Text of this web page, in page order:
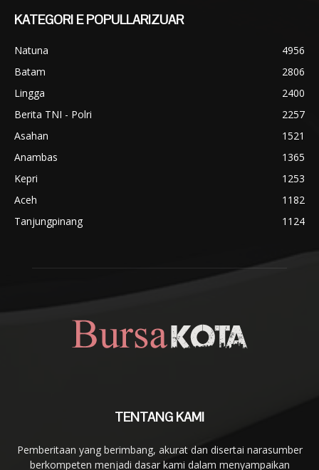
KATEGORI E POPULLARIZUAR
Natuna
4956
Batam
2806
Lingga
2400
Berita TNI - Polri
2257
Asahan
1521
Anambas
1365
Kepri
1253
Aceh
1182
Tanjungpinang
1124
TENTANG KAMI
Pemberitaan yang berimbang, akurat dan disertai narasumber
berkompeten menjadi dasar kami dalam menyampaikan